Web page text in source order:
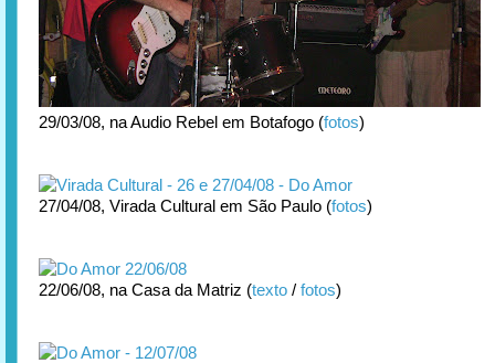
29/03/08, na Audio Rebel em Botafogo (fotos)
27/04/08, Virada Cultural em São Paulo (fotos)
22/06/08, na Casa da Matriz (texto / fotos)